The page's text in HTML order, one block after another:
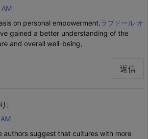
on personal empowerment.ラブドール オ
gained a better understanding of the
and overall well-being,
返信
:
authors suggest that cultures with more